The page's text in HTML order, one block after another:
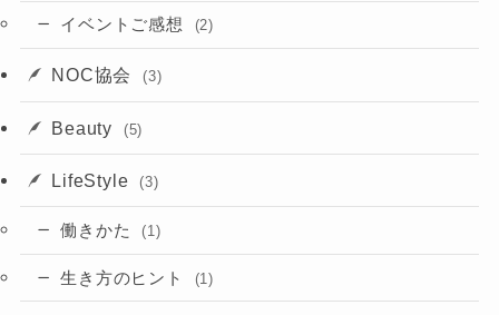
イベントご感想 (2)
NOC協会 (3)
Beauty (5)
LifeStyle (3)
働きかた (1)
生き方のヒント (1)